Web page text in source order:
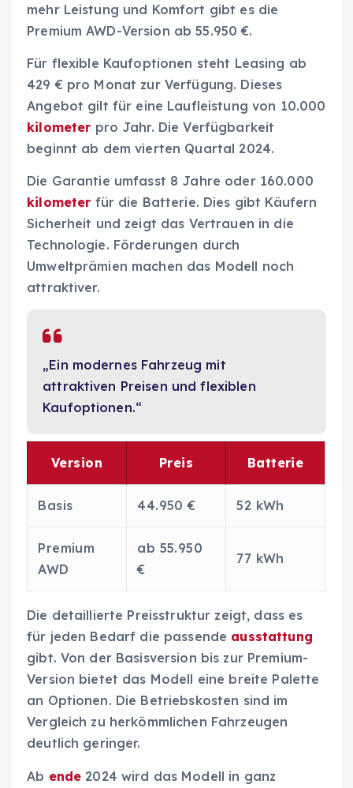
mehr Leistung und Komfort gibt es die
Premium AWD-Version ab 55.950 €.
Für flexible Kaufoptionen steht Leasing ab
429 € pro Monat zur Verfügung. Dieses
Angebot gilt für eine Laufleistung von 10.000
kilometer pro Jahr. Die Verfügbarkeit
beginnt ab dem vierten Quartal 2024.
Die Garantie umfasst 8 Jahre oder 160.000
kilometer für die Batterie. Dies gibt Käufern
Sicherheit und zeigt das Vertrauen in die
Technologie. Förderungen durch
Umweltprämien machen das Modell noch
attraktiver.
„Ein modernes Fahrzeug mit
attraktiven Preisen und flexiblen
Kaufoptionen.“
Version Preis Batterie
Basis 44.950 € 52 kWh
Premium
AWD
ab 55.950
€
77 kWh
Die detaillierte Preisstruktur zeigt, dass es
für jeden Bedarf die passende ausstattung
gibt. Von der Basisversion bis zur Premium-
Version bietet das Modell eine breite Palette
an Optionen. Die Betriebskosten sind im
Vergleich zu herkömmlichen Fahrzeugen
deutlich geringer.
Ab ende 2024 wird das Modell in ganz